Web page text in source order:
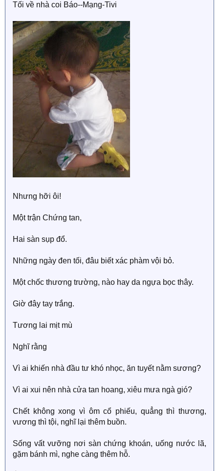
Tối về nhà coi Báo--Mạng-Tivi
Nhưng hỡi ôi!
Một trận Chứng tan,
Hai sàn sụp đổ.
Những ngày đen tối, đâu biết xác phàm vội bỏ.
Một chốc thương trường, nào hay da ngựa bọc thây.
Giờ đây tay trắng.
Tương lai mịt mù
Nghĩ rằng
Vì ai khiến nhà đầu tư khó nhọc, ăn tuyết nằm sương?
Vì ai xui nên nhà cửa tan hoang, xiêu mưa ngà gió?
Chết không xong vì ôm cổ phiếu, quẳng thì thương,
vương thì tội, nghĩ lại thêm buồn.
Sống vất vưỡng nơi sàn chứng khoán, uống nước lã,
gặm bánh mì, nghe càng thêm hỗ.